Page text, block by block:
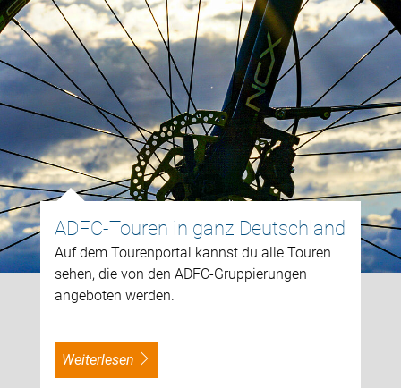
ADFC-Touren in ganz Deutschland
Auf dem Tourenportal kannst du alle Touren
sehen, die von den ADFC-Gruppierungen
angeboten werden.
weiterlesen